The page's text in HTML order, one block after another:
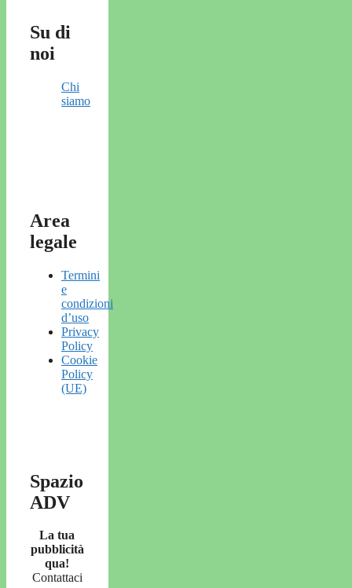
Su di
noi
Chi
siamo
Area
legale
Termini
e
condizioni
d’uso
Privacy
Policy
Cookie
Policy
(UE)
Spazio
ADV
La tua
pubblicità
qua!
Contattaci